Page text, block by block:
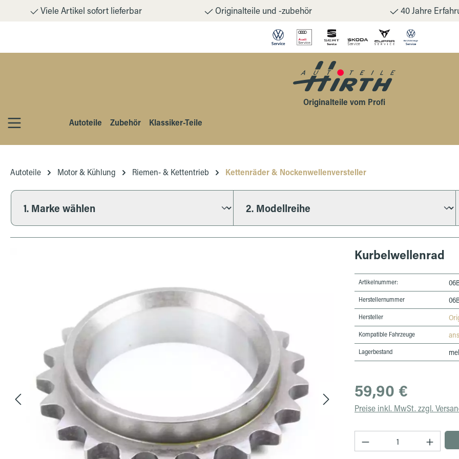
Hauptinhalt springen
Zur Suche springen
Zur Hauptnavigation springen
Viele Artikel sofort lieferbar Originalteile und -zubehör 40 Jahre
Originalteile vom Profi
Autoteile
Zubehör Klassiker-Teile
Autoteile Motor & Kühlung Riemen- & Kettentrieb Kettenräder & Nockenwellenversteller
Kurbelwellenrad
Artikelnummer:
Herstellernummer
Hersteller
Kompatible Fahrzeuge
Lagerbestand
Regulärer Preis:
59,90 €
Preise inkl. MwSt. zzgl.
Produkt Anzahl: